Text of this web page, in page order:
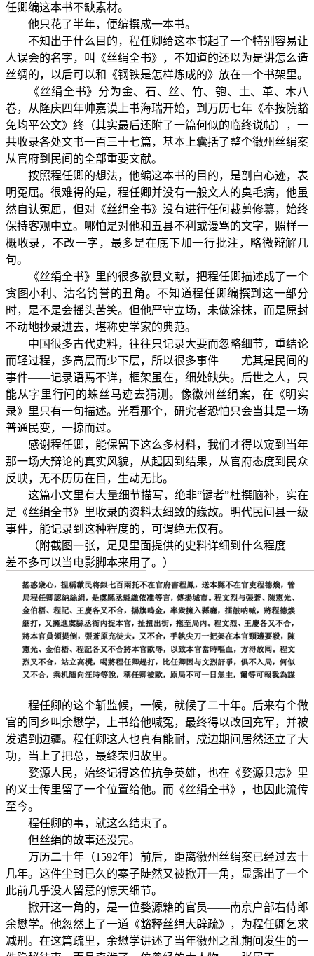
任卿编这本书不缺素材。
他只花了半年，便编撰成一本书。
不知出于什么目的，程任卿给这本书起了一个特别容易让
人误会的名字，叫《丝绢全书》，不知道的还以为是讲怎么造
丝绸的，以后可以和《钢铁是怎样炼成的》放在一个书架里。
《丝绢全书》分为金、石、丝、竹、匏、土、革、木八
卷，从隆庆四年帅嘉谟上书海瑞开始，到万历七年《奉按院豁
免均平公文》终（其实最后还附了一篇何似的临终说帖），一
共收录各处文书一百三十七篇，基本上囊括了整个徽州丝绢案
从官府到民间的全部重要文献。
按照程任卿的想法，他编这本书的目的，是剖白心迹，表
明冤屈。很难得的是，程任卿并没有一般文人的臭毛病，他虽
然自认冤屈，但对《丝绢全书》没有进行任何裁剪修纂，始终
保持客观中立。哪怕是对他和五县不利或谩骂的文字，照样一
概收录，不改一字，最多是在底下加一行批注，略微辩解几
句。
《丝绢全书》里的很多歙县文献，把程任卿描述成了一个
贪图小利、沽名钓誉的丑角。不知道程任卿编撰到这一部分
时，是不是会摇头苦笑。但他严守立场，未做涂抹，而是原封
不动地抄录进去，堪称史学家的典范。
中国很多古代史料，往往只记录大要而忽略细节，重结论
而轻过程，多高层而少下层，所以很多事件——尤其是民间的
事件——记录语焉不详，框架虽在，细处缺失。后世之人，只
能从字里行间的蛛丝马迹去猜测。像徽州丝绢案，在《明实
录》里只有一句描述。光看那个，研究者恐怕只会当其是一场
普通民变，一掠而过。
感谢程任卿，能保留下这么多材料，我们才得以窥到当年
那一场大辩论的真实风貌，从起因到结果，从官府态度到民众
反映，无不历历在目，生动无比。
这篇小文里有大量细节描写，绝非“键者”杜撰脑补，实在
是《丝绢全书》里收录的资料太细致的缘故。明代民间县一级
事件，能记录到这种程度的，可谓绝无仅有。
（附截图一张，足见里面提供的史料详细到什么程度——
差不多可以当电影脚本来用了。）
程任卿的这个斩监候，一候，就候了二十年。后来有个做
官的同乡叫余懋学，上书给他喊冤，最终得以改回充军，并被
发遣到边疆。程任卿这人也真有能耐，戍边期间居然还立了大
功，当上了把总，最终荣归故里。
婺源人民，始终记得这位抗争英雄，也在《婺源县志》里
的义士传里留了一个位置给他。而《丝绢全书》，也因此流传
至今。
程任卿的事，就这么结束了。
但丝绢的故事还没完。
万历二十年（1592年）前后，距离徽州丝绢案已经过去十
几年。这件尘封已久的案子陡然又被掀开一角，显露出了一个
此前几乎没人留意的惊天细节。
掀开这一角的，是一位婺源籍的官员——南京户部右侍郎
余懋学。他忽然上了一道《豁释丝绢大辟疏》，为程任卿乞求
减刑。在这篇疏里，余懋学讲述了当年徽州之乱期间发生的一